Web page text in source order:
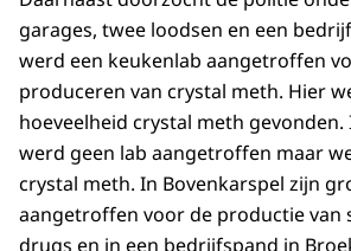
garages, twee loodsen en een
werd een keukenlab aangetroffen
produceren van crystal meth. Hier
hoeveelheid crystal meth gevonden.
werd geen lab aangetroffen maar
crystal meth. In Bovenkarspel zijn
aangetroffen voor de productie van
drugs en in een bedrijfspand in